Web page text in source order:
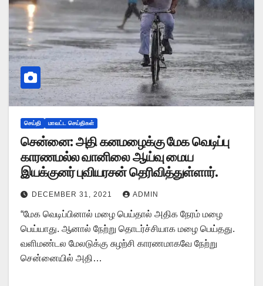
செய்தி மாவட்ட செய்திகள்
சென்னை: அதி கனமழைக்கு மேக வெடிப்பு
காரணமல்ல வானிலை ஆய்வு மைய
இயக்குனர் புவியரசன் தெரிவித்துள்ளார்.
DECEMBER 31, 2021 ADMIN
“மேக வெடிப்பினால் மழை பெய்தால் அதிக நேரம் மழை
பெய்யாது. ஆனால் நேற்று தொடர்ச்சியாக மழை பெய்தது.
வளிமண்டல மேலடுக்கு சுழற்சி காரணமாகவே நேற்று
சென்னையில் அதி…